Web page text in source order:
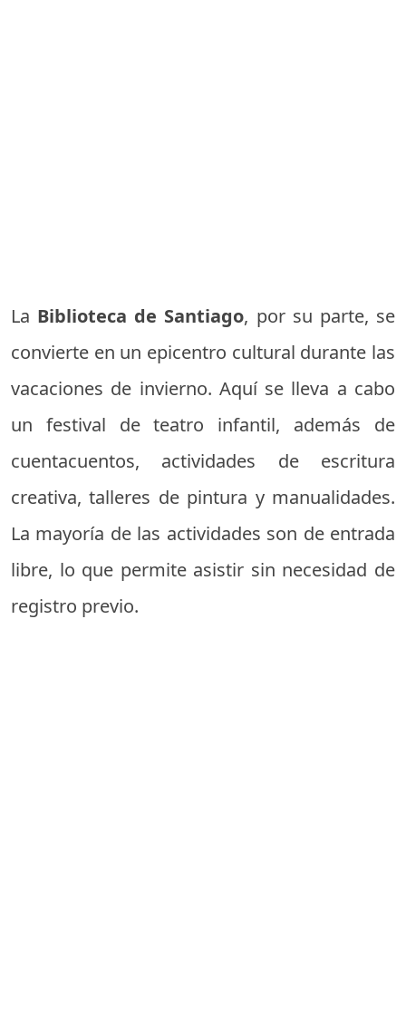
La Biblioteca de Santiago, por su parte, se
convierte en un epicentro cultural durante las
vacaciones de invierno. Aquí se lleva a cabo
un festival de teatro infantil, además de
cuentacuentos, actividades de escritura
creativa, talleres de pintura y manualidades.
La mayoría de las actividades son de entrada
libre, lo que permite asistir sin necesidad de
registro previo.